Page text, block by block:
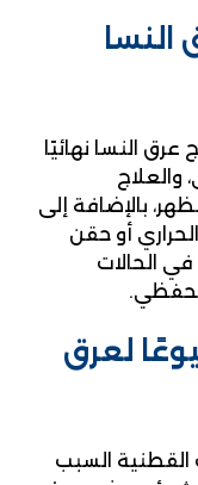
النسا نهائيًا
والعلاج
بالإضافة إلى
أو حقن
في الحالات
لعرق
القطنية السبب